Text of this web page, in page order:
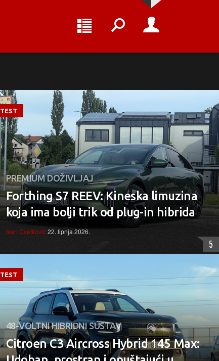
TEST
PREMIUM DOŽIVLJAJ
Forthing S7 REEV: Kineska limuzina
koja ima bolji trik od plug-in hibrida
Ivan Cvetković22. lipnja 2026.
5
TEST
48-VOLTNI HIBRIDNI SUSTAV
Citroen C3 Aircross Hybrid 145 Max: